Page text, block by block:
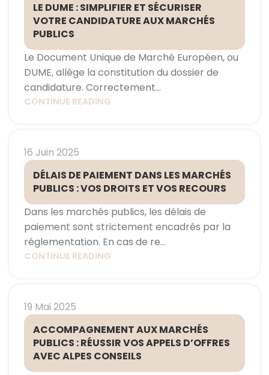
LE DUME : SIMPLIFIER ET SÉCURISER
VOTRE CANDIDATURE AUX MARCHÉS
PUBLICS
Le Document Unique de Marché Européen, ou
DUME, allège la constitution du dossier de
candidature. Correctement...
CONTINUE READING
16 Juin 2025
DÉLAIS DE PAIEMENT DANS LES MARCHÉS
PUBLICS : VOS DROITS ET VOS RECOURS
Dans les marchés publics, les délais de
paiement sont strictement encadrés par la
réglementation. En cas de re...
CONTINUE READING
19 Mai 2025
ACCOMPAGNEMENT AUX MARCHÉS
PUBLICS : RÉUSSIR VOS APPELS D’OFFRES
AVEC ALPES CONSEILS